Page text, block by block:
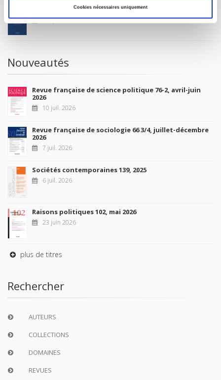
Cookies nécessaires uniquement
La France et l'Union européenne
4 sept. 2026
Nouveautés
Revue française de science politique 76-2, avril-juin
2026
10 juil. 2026
Revue française de sociologie 66 3/4, juillet-décembre
2026
7 juil. 2026
Sociétés contemporaines 139, 2025
6 juil. 2026
Raisons politiques 102, mai 2026
23 juin 2026
plus de titres
Rechercher
AUTEURS
COLLECTIONS
DOMAINES
REVUES